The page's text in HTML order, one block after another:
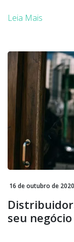
Leia Mais
16 de outubro de 2020
seu negócio